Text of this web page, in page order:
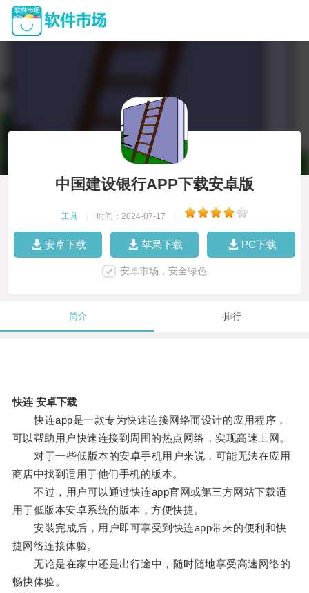
中国建设银行APP下载安卓版
工具 时间：2024-07-17
安卓下载 苹果下载 PC下载
安卓市场，安全绿色
简介 排行
快连 安卓下载
快连app是一款专为快速连接网络而设计的应用程序，
可以帮助用户快速连接到周围的热点网络，实现高速上网。
对于一些低版本的安卓手机用户来说，可能无法在应用
商店中找到适用于他们手机的版本。
不过，用户可以通过快连app官网或第三方网站下载适
用于低版本安卓系统的版本，方便快捷。
安装完成后，用户即可享受到快连app带来的便利和快
捷网络连接体验。
无论是在家中还是出行途中，随时随地享受高速网络的
畅快体验。